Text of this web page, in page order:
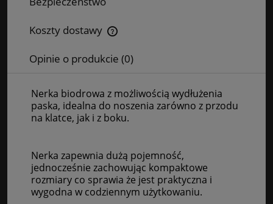
Koszty dostawy
Cena nie zawiera ewentualnych kosztów płatności
Opinie o produkcie (0)
Nerka biodrowa z możliwością wydłużenia
paska, idealna do noszenia zarówno z przodu
na klatce, jak i z boku.
Nerka zapewnia dużą pojemność,
jednocześnie zachowując kompaktowe
rozmiary co sprawia że jest praktyczna i
wygodna w codziennym użytkowaniu.